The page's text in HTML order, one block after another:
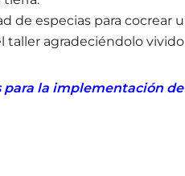
especias para cocrear
agradeciéndolo
la implementación